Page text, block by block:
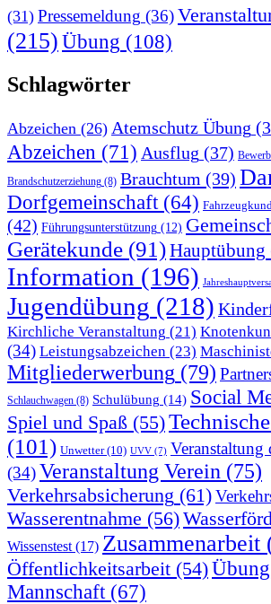
(31) Pressemeldung (36)
(215)Übung (108)
Schlagwörter
Abzeichen (26) Atemschutz Übung
Abzeichen (71) Ausflug (37) Bewerb
Brandschutzerziehung (8) Brauchtum (39)
Dorfgemeinschaft(64)
(42) Führungsunterstützung (12)
Gerätekunde (91)Hauptübung
Information (196)
Jugendübung (218)
Kirchliche Veranstaltung (21)
(34) Leistungsabzeichen (23)
Mitgliederwerbung (79)
Schlauchwagen (8) Schulübung (14) Social
Spiel und Spaß (55)
(101) Unwetter(10) UVV (7) Veranstaltung
(34)Veranstaltung Verein (75)
Verkehrsabsicherung (61)
Wasserentnahme (56)
Wissenstest (17) Zusammenarbeit
Öffentlichkeitsarbeit (54)
Mannschaft(67)